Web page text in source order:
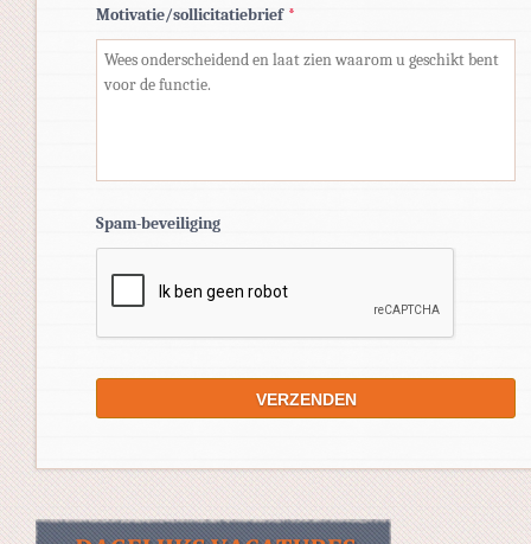
Motivatie/sollicitatiebrief *
Spam-beveiliging